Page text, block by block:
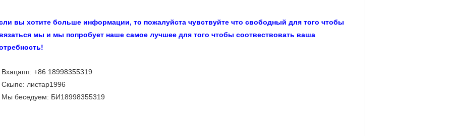
вы хотите больше информации, то пожалуйста чувствуйте что свободный для того чтобы
мы и мы попробует наше самое лучшее для того чтобы соотвествовать ваша
Вхацапп: +86 18998355319
Скыпе: листар1996
Мы беседуем: БИ18998355319